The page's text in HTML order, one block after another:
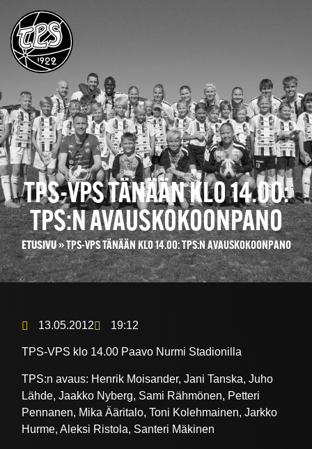
TPS-VPS TÄNÄÄN KLO 14.00:
TPS:N AVAUSKOKOONPANO
ETUSIVU»TPS-VPS TÄNÄÄN KLO 14.00: TPS:N AVAUSKOKOONPANO
13.05.2012 19:12
TPS-VPS klo 14.00 Paavo Nurmi Stadionilla
TPS:n avaus: Henrik Moisander, Jani Tanska, Juho
Lähde, Jaakko Nyberg, Sami Rähmönen, Petteri
Pennanen, Mika Ääritalo, Toni Kolehmainen, Jarkko
Hurme, Aleksi Ristola, Santeri Mäkinen